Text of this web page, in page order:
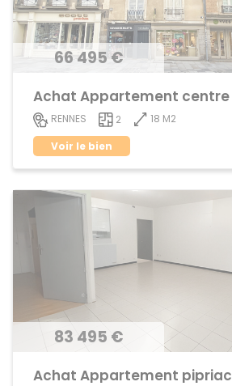
66 495 €
RENNES 2
18 M2
Voir le bien
83 495 €
Achat Appartement pipriac